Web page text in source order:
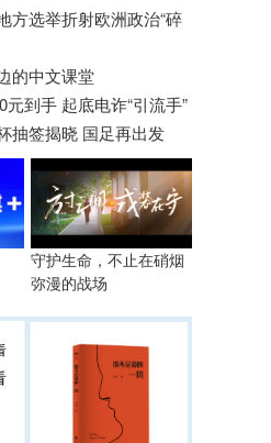
方选举折射欧洲政治“碎
的中文课堂
元到手 起底电诈“引流手”
抽签揭晓 国足再出发
守护生命，不止在硝烟
弥漫的战场